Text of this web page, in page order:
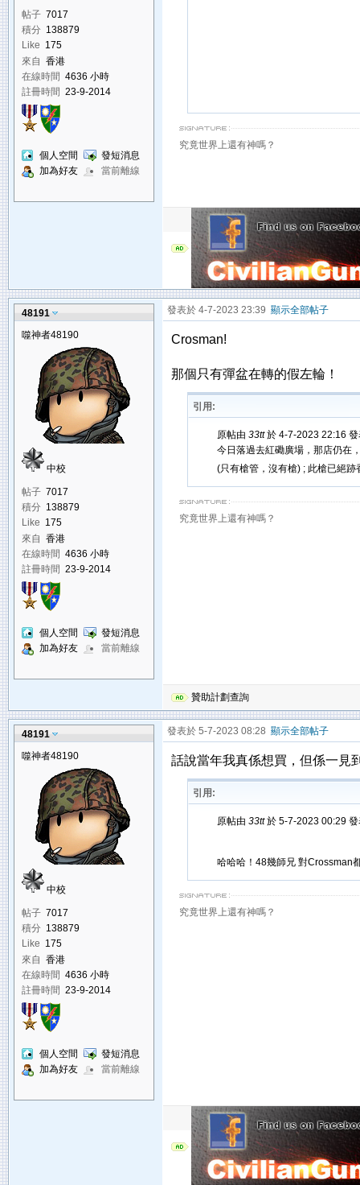
帖子 7017
積分 138879
Like 175
來自 香港
在線時間 4636 小時
註冊時間 23-9-2014
個人空間
發短消息
加為好友
當前離線
究竟世界上還有神嗎？
48191
噬神者48190
中校
帖子 7017
積分 138879
Like 175
來自 香港
在線時間 4636 小時
註冊時間 23-9-2014
個人空間
發短消息
加為好友
當前離線
發表於 4-7-2023 23:39 顯示全部帖子
Crosman!
那個只有彈盆在轉的假左輪！
引用:
原帖由 33tt於 4-7-2023 22:16
今日落過去紅磡廣場，那店仍在
(只有槍管，沒有槍) ; 此槍已絕
究竟世界上還有神嗎？
贊助計劃查詢
48191
噬神者48190
中校
帖子 7017
積分 138879
Like 175
來自 香港
在線時間 4636 小時
註冊時間 23-9-2014
個人空間
發短消息
加為好友
當前離線
發表於 5-7-2023 08:28 顯示全部帖子
話說當年我真係想買，但係一見
引用:
原帖由 33tt於 5-7-2023 00:29
哈哈哈！48幾師兄 對Crossman
究竟世界上還有神嗎？